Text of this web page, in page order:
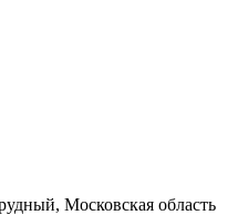
Московская область